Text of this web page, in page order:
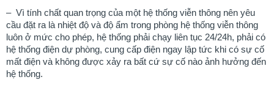
– Vì tính chất quan trọng của một hệ thống viễn thông nên yêu
cầu đặt ra là nhiệt độ và độ ẩm trong phòng hệ thống viễn thông
luôn ở mức cho phép, hệ thống phải chạy liên tục 24/24h, phải có
hệ thống điện dự phòng, cung cấp điện ngay lập tức khi có sự cố
mất điện và không được xảy ra bất cứ sự cố nào ảnh hưởng đến
hệ thống.